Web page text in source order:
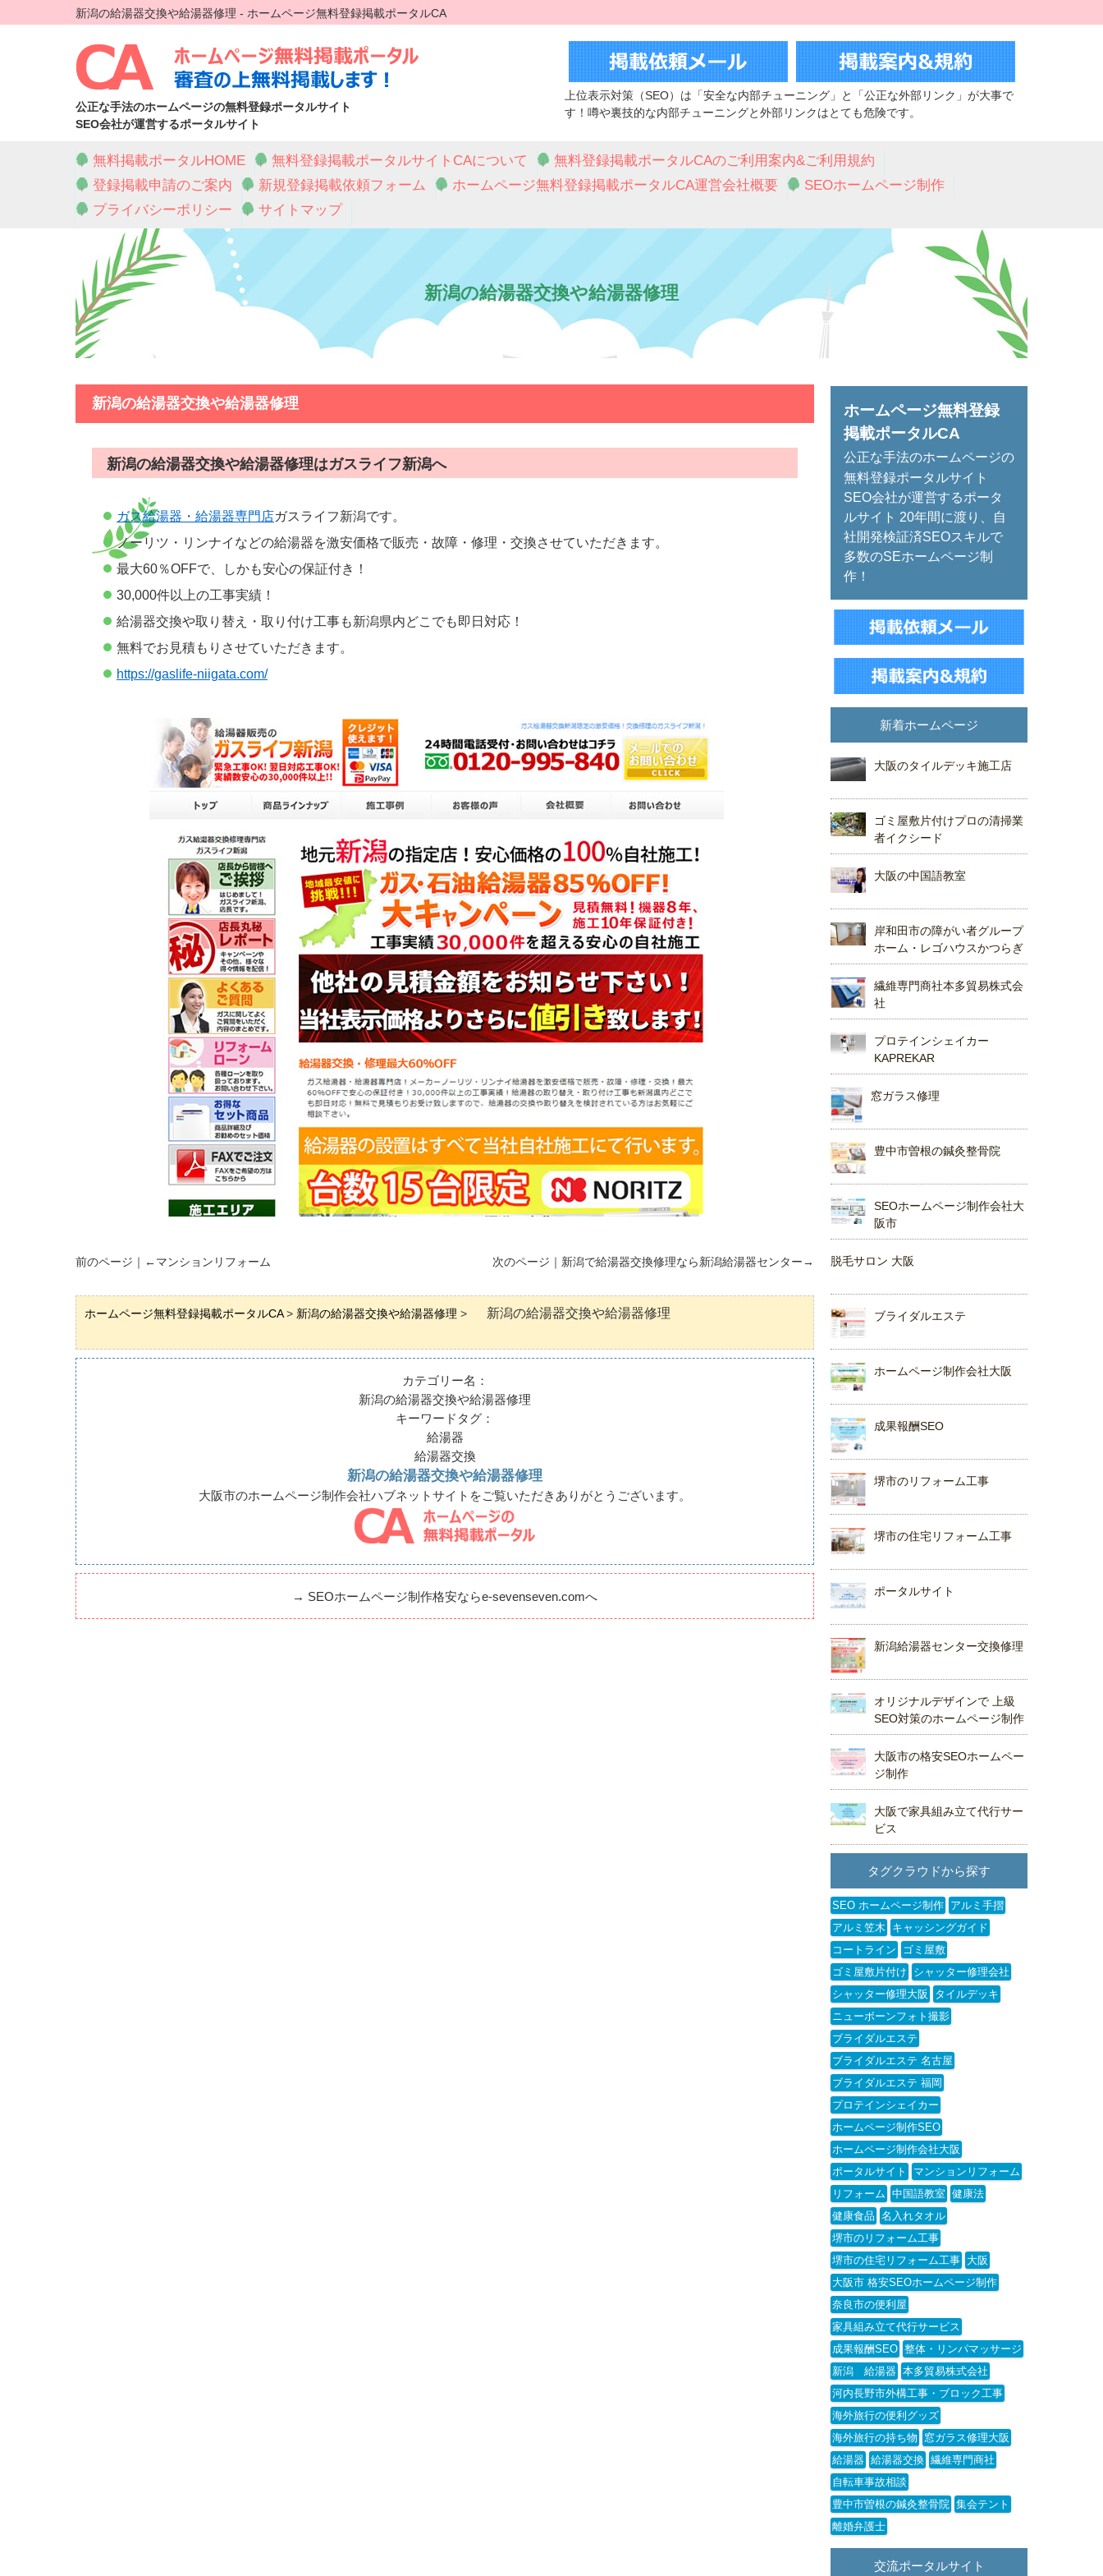
新潟の給湯器交換や給湯器修理 - ホームページ無料登録掲載ポータルCA
公正な手法のホームページの無料登録ポータルサイト
SEO会社が運営するポータルサイト
上位表示対策（SEO）は「安全な内部チューニング」と「公正な外部リンク」が大事で
す！噂や裏技的な内部チューニングと外部リンクはとても危険です。
無料掲載ポータルHOME 無料登録掲載ポータルサイトCAについて
無料登録掲載ポータルCAのご利用案内&ご利用規約
登録掲載申請のご案内
新規登録掲載依頼フォーム ホームページ無料登録掲載ポータルCA運営会社概要
SEOホームページ制作
プライバシーポリシー
サイトマップ
新潟の給湯器交換や給湯器修理
新潟の給湯器交換や給湯器修理
新潟の給湯器交換や給湯器修理はガスライフ新潟へ
ガス給湯器・給湯器専門店ガスライフ新潟です。
ノーリツ・リンナイなどの給湯器を激安価格で販売・故障・修理・交換させていただきます。
最大60％OFFで、しかも安心の保証付き！
30,000件以上の工事実績！
給湯器交換や取り替え・取り付け工事も新潟県内どこでも即日対応！
無料でお見積もりさせていただきます。
https://gaslife-niigata.com/
前のページ｜←マンションリフォーム 次のページ｜ 新潟で給湯器交換修理なら新潟給湯器センター→
ホームページ無料登録掲載ポータルCA> 新潟の給湯器交換や給湯器修理 > 新潟の給湯器交換や給湯器修理
カテゴリー名：
新潟の給湯器交換や給湯器修理
キーワードタグ：
給湯器
給湯器交換
新潟の給湯器交換や給湯器修理
大阪市のホームページ制作会社ハブネットサイトをご覧いただきありがとうございます。
→ SEOホームページ制作格安ならe-sevenseven.comへ
ホームページ無料登録
掲載ポータルCA
公正な手法のホームページの
無料登録ポータルサイト
SEO会社が運営するポータ
ルサイト 20年間に渡り、自
社開発検証済SEOスキルで
多数のSEホームページ制
作！
新着ホームページ
大阪のタイルデッキ施工店
ゴミ屋敷片付けプロの清掃業
者イクシード
大阪の中国語教室
岸和田市の障がい者グループ
ホーム・レゴハウスかつらぎ
繊維専門商社本多貿易株式会
社
プロテインシェイカー
KAPREKAR
窓ガラス修理
豊中市曽根の鍼灸整骨院
SEOホームページ制作会社大
阪市
脱毛サロン 大阪
ブライダルエステ
ホームページ制作会社大阪
成果報酬SEO
堺市のリフォーム工事
堺市の住宅リフォーム工事
ポータルサイト
新潟給湯器センター交換修理
オリジナルデザインで 上級
SEO対策のホームページ制作
大阪市の格安SEOホームペー
ジ制作
大阪で家具組み立て代行サー
ビス
タグクラウドから探す
SEO ホームページ制作 アルミ手摺
アルミ笠木
キャッシングガイド
コートライン
ゴミ屋敷
ゴミ屋敷片付け
シャッター修理会社
シャッター修理大阪
タイルデッキ
ニューボーンフォト撮影
ブライダルエステ
ブライダルエステ 名古屋
ブライダルエステ 福岡
プロテインシェイカー
ホームページ制作SEO
ホームページ制作会社大阪
ポータルサイト
マンションリフォーム
リフォーム 中国語教室 健康法
健康食品 名入れタオル
堺市のリフォーム工事
堺市の住宅リフォーム工事 大阪
大阪市 格安SEOホームページ制作
奈良市の便利屋
家具組み立て代行サービス
成果報酬SEO 整体・リンパマッサージ
新潟 給湯器 本多貿易株式会社
河内長野市外構工事・ブロック工事
海外旅行の便利グッズ
海外旅行の持ち物
窓ガラス修理大阪
給湯器 給湯器交換 繊維専門商社
自転車事故相談
豊中市曽根の鍼灸整骨院 集会テント
離婚弁護士
交流ポータルサイト